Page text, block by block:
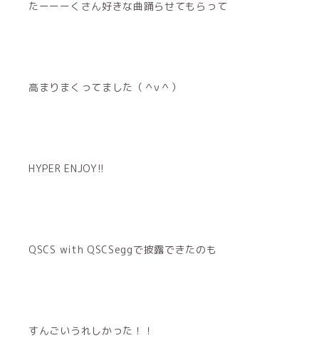
たーーーくさん好きな曲踊らせてもらって
高まりまくってました（＾ν＾）
HYPER ENJOY!!
QSCS with QSCSeggで披露できたのも
すんごいうれしかった！！